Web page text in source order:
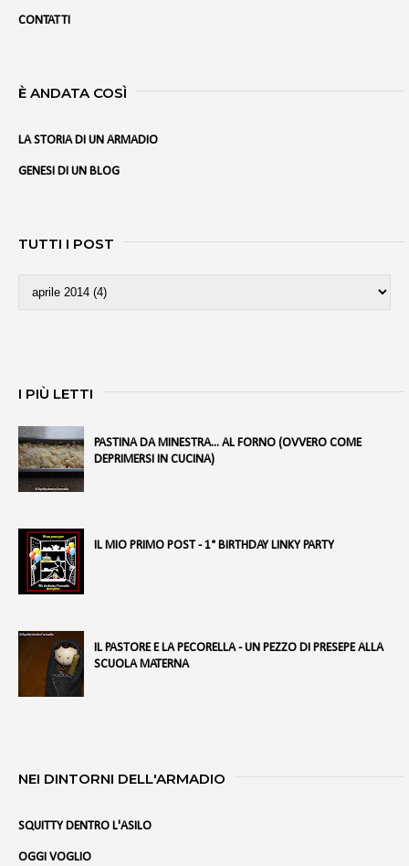
CONTATTI
È ANDATA COSÌ
LA STORIA DI UN ARMADIO
GENESI DI UN BLOG
TUTTI I POST
I PIÙ LETTI
PASTINA DA MINESTRA... AL FORNO (OVVERO COME
DEPRIMERSI IN CUCINA)
IL MIO PRIMO POST - 1° BIRTHDAY LINKY PARTY
IL PASTORE E LA PECORELLA - UN PEZZO DI PRESEPE ALLA
SCUOLA MATERNA
NEI DINTORNI DELL'ARMADIO
SQUITTY DENTRO L'ASILO
OGGI VOGLIO